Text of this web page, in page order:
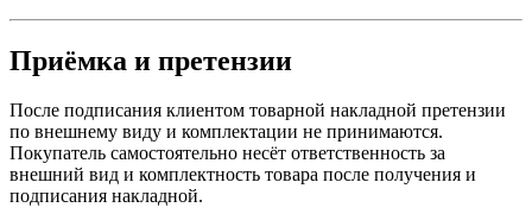
Приёмка и претензии
После подписания клиентом товарной накладной претензии
по внешнему виду и комплектации не принимаются.
Покупатель самостоятельно несёт ответственность за
внешний вид и комплектность товара после получения и
подписания накладной.